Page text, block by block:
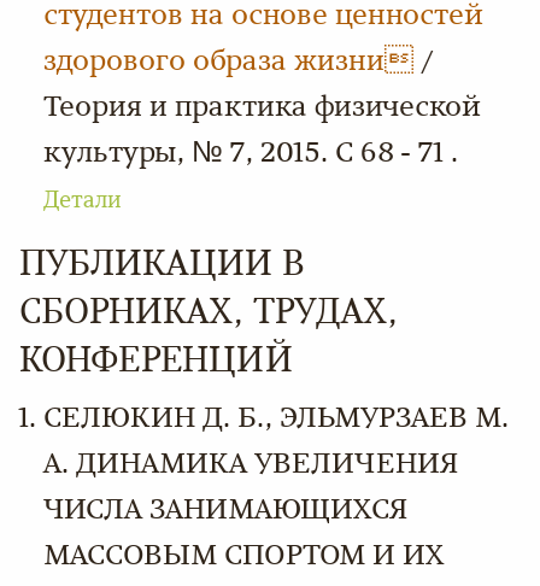
студентов на основе ценностей
здорового образа жизни /
Теория и практика физической
культуры, № 7, 2015. С 68 - 71 .
Детали
ПУБЛИКАЦИИ В
СБОРНИКАХ, ТРУДАХ,
КОНФЕРЕНЦИЙ
СЕЛЮКИН Д. Б., ЭЛЬМУРЗАЕВ М.
А. ДИНАМИКА УВЕЛИЧЕНИЯ
ЧИСЛА ЗАНИМАЮЩИХСЯ
МАССОВЫМ СПОРТОМ И ИХ